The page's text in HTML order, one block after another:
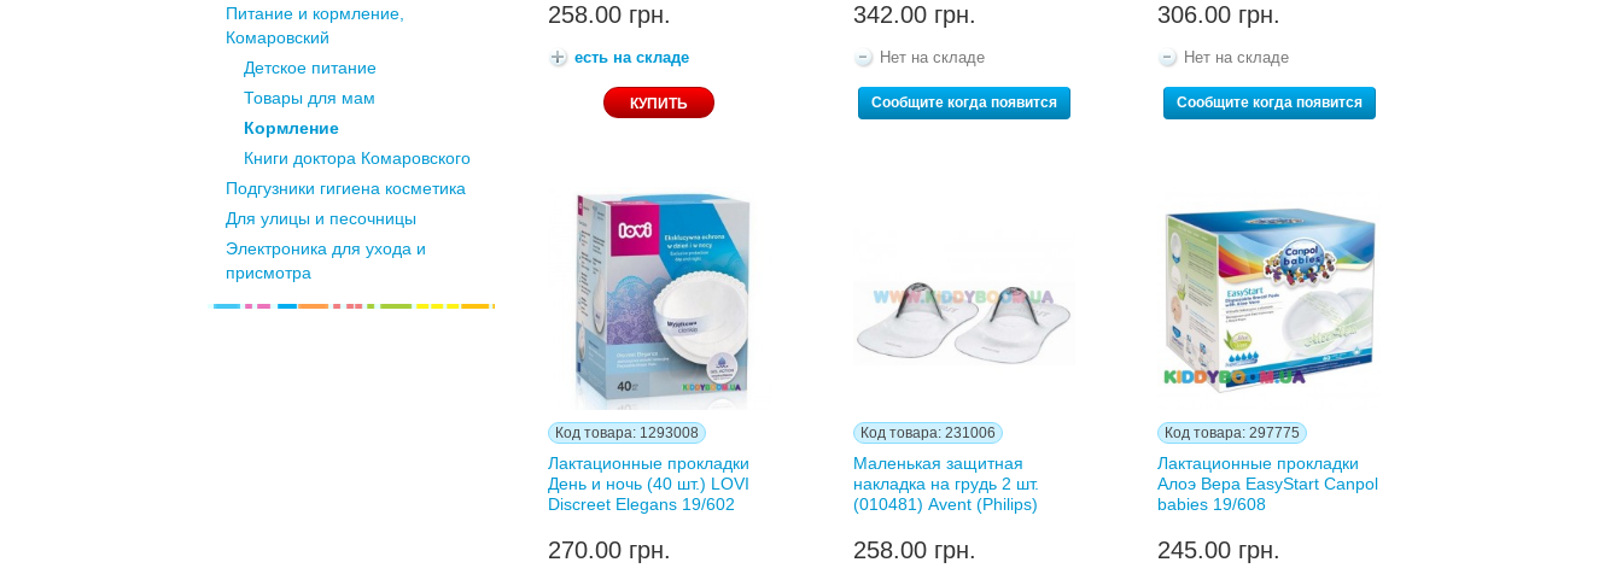
Питание и кормление,
Комаровский
Детское питание
Товары для мам
Кормление
Книги доктора Комаровского
Подгузники гигиена косметика
Для улицы и песочницы
Электроника для ухода и
присмотра
258.00 грн.
есть на складе
342.00 грн.
Нет на складе
Сообщите когда появится
306.00 грн.
Нет на складе
Сообщите когда появится
Код товара: 1293008
Лактационные прокладки
День и ночь (40 шт.) LOVI
Discreet Elegаns 19/602
270.00 грн.
Код товара: 231006
Маленькая защитная
накладка на грудь 2 шт.
(010481) Avent (Philips)
258.00 грн.
Код товара: 297775
Лактационные прокладки
Алоэ Вера EasyStart Canpol
babies 19/608
245.00 грн.